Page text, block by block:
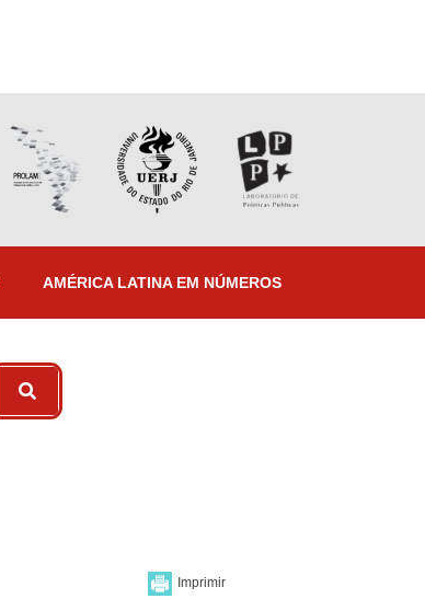
AMÉRICA LATINA EM NÚMEROS